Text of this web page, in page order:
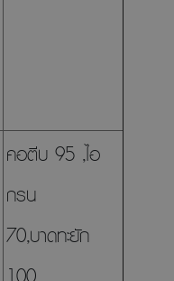
คอตีบ 95 ,ไอ
กรน
70,บาดทะยัก